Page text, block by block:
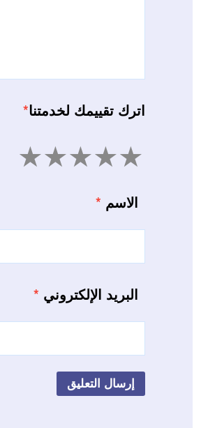
اترك تقييمك لخدمتنا*
4 3 2 1
الاسم *
البريد الإلكتروني *